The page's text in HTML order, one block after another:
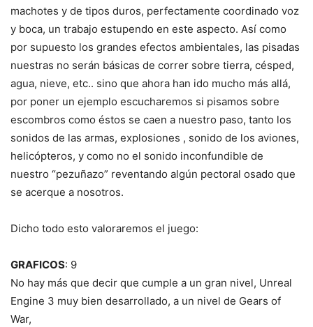
machotes y de tipos duros, perfectamente coordinado voz
y boca, un trabajo estupendo en este aspecto. Así como
por supuesto los grandes efectos ambientales, las pisadas
nuestras no serán básicas de correr sobre tierra, césped,
agua, nieve, etc.. sino que ahora han ido mucho más allá,
por poner un ejemplo escucharemos si pisamos sobre
escombros como éstos se caen a nuestro paso, tanto los
sonidos de las armas, explosiones , sonido de los aviones,
helicópteros, y como no el sonido inconfundible de
nuestro “pezuñazo” reventando algún pectoral osado que
se acerque a nosotros.
Dicho todo esto valoraremos el juego:
GRAFICOS: 9
No hay más que decir que cumple a un gran nivel, Unreal
Engine 3 muy bien desarrollado, a un nivel de Gears of
War,